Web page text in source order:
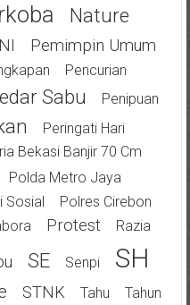
Nature
Pemimpin Umum
Pencurian
Sabu
Penipuan
Peringati Hari
Bekasi Banjir 70 Cm
Polda Metro Jaya
Sosial
Polres Cirebon
Protest Razia
SE Senpi SH
STNK Tahu
Tahun